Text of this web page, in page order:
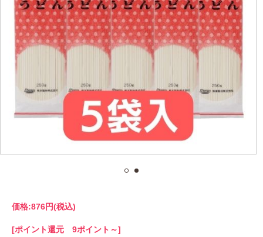
価格:876円(税込)
[ポイント還元 9ポイント～]